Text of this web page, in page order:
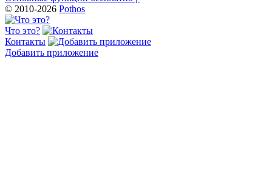
© 2010-2026 Pothos
Что это?
Контакты
Добавить приложение